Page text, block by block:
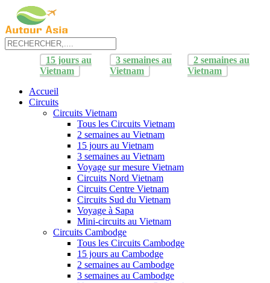
15 jours au
Vietnam
3 semaines au
Vietnam
2 semaines au
Vietnam
Accueil
Circuits
Circuits Vietnam
Tous les Circuits Vietnam
2 semaines au Vietnam
15 jours au Vietnam
3 semaines au Vietnam
Voyage sur mesure Vietnam
Circuits Nord Vietnam
Circuits Centre Vietnam
Circuits Sud du Vietnam
Voyage à Sapa
Mini-circuits au Vietnam
Circuits Cambodge
Tous les Circuits Cambodge
15 jours au Cambodge
2 semaines au Cambodge
3 semaines au Cambodge